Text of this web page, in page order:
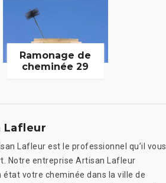
Ramonage de
cheminée 29
Lafleur
Lafleur est le professionnel qu’il vous
Notre entreprise Artisan Lafleur
votre cheminée dans la ville de